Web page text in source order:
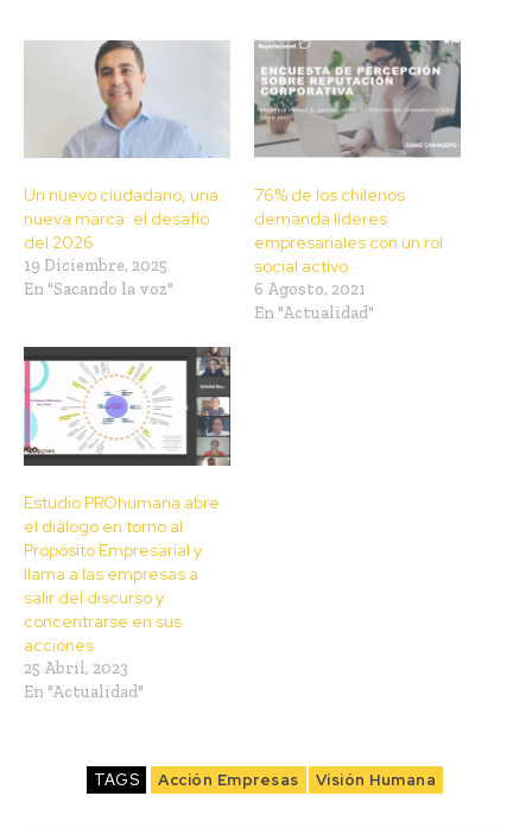
Un nuevo ciudadano, una
nueva marca: el desafío
del 2026
19 Diciembre, 2025
En "Sacando la voz"
76% de los chilenos
demanda líderes
empresariales con un rol
social activo
6 Agosto, 2021
En "Actualidad"
Estudio PROhumana abre
el diálogo en torno al
Propósito Empresarial y
llama a las empresas a
salir del discurso y
concentrarse en sus
acciones
25 Abril, 2023
En "Actualidad"
TAGS Acción Empresas Visión Humana